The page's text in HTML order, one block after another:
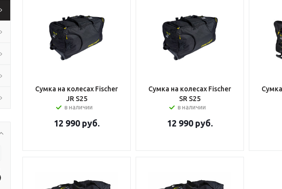
Сумка на колесах Fischer
JR S25
в наличии
12 990 руб.
Сумка на колесах Fischer
SR S25
в наличии
12 990 руб.